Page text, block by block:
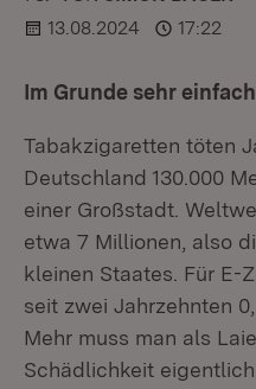
13.08.2024
17:22
Im Grunde sehr einfach
Tabakzigaretten töten
Deutschland 130.000
einer Großstadt.
etwa 7 Millionen, also
kleinen Staates. Für E-
seit zwei Jahrzehnten
Mehr muss man als
Schädlichkeit